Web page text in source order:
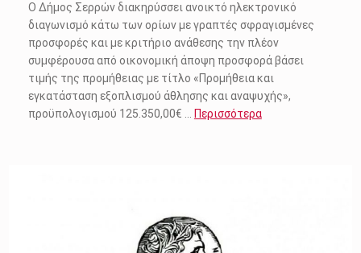
Ο Δήμος Σερρών διακηρύσσει ανοικτό ηλεκτρονικό
διαγωνισμό κάτω των ορίων με γραπτές σφραγισμένες
προσφορές και με κριτήριο ανάθεσης την πλέον
συμφέρουσα από οικονομική άποψη προσφορά βάσει
τιμής της προμήθειας με τίτλο «Προμήθεια και
εγκατάσταση εξοπλισμού άθλησης και αναψυχής»,
προϋπολογισμού 125.350,00€ …
Περισσότερα